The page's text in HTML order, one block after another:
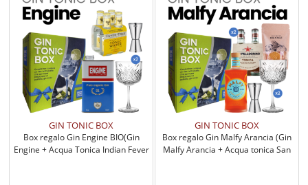
GIN TONIC BOX
Box regalo Gin Engine BIO(Gin
Engine + Acqua Tonica Indian Fever
GIN TONIC BOX
Box regalo Gin Malfy Arancia (Gin
Malfy Arancia + Acqua tonica San